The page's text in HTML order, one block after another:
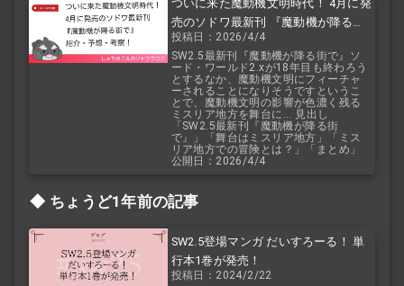
ついに来た魔動機文明時代！ 4月に発
売のソドワ最新刊 『魔動機が降る街
で』 紹介・予想・考察！
投稿日：2026/4/4
SW2.5最新刊『魔動機が降る街で』ソ
ード・ワールド2.xが18年目も終わろう
とするなか、魔動機文明にフィーチャ
ーされることになりそうですというこ
とで、魔動機文明の影響が色濃く残る
ミスリア地方を舞台に... 見出し
「SW2.5最新刊『魔動機が降る街
で』」「舞台はミスリア地方」「ミス
リア地方での冒険とは？」「まとめ」
公開日：2026/4/4
ちょうど1年前の記事
SW2.5登場マンガ だいすろーる！ 単
行本1巻が発売！
投稿日：2024/2/22